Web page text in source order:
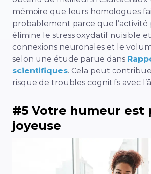
mémoire que leurs homologues
probablement parce que l’activité
élimine le stress oxydatif nuisible
connexions neuronales et le
selon une étude parue dans
scientifiques. Cela peut
risque de troubles cognitifs avec
#5 Votre humeur est
joyeuse